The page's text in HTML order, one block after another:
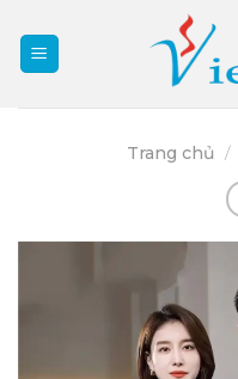
content
Trang chủ /